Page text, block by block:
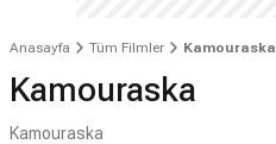
Anasayfa Tüm Filmler Kamouraska
Kamouraska
Kamouraska